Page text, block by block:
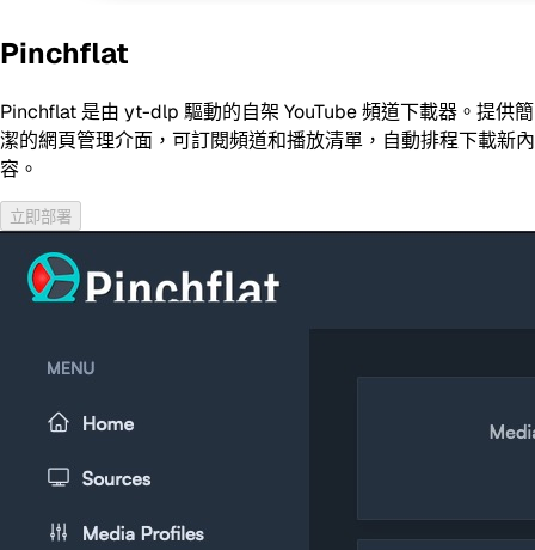
Pinchflat
Pinchflat 是由 yt-dlp 驅動的自架 YouTube 頻道下載器。提供簡
潔的網頁管理介面，可訂閱頻道和播放清單，自動排程下載新內
容。
立即部署